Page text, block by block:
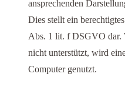
ansprechenden
Dies stellt ein
Abs. 1 lit. f DSGVO dar.
nicht unterstützt, wird
Computer genutzt.